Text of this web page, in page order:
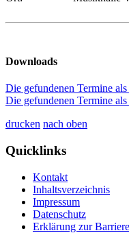
Downloads
Die gefundenen Termine
Die gefundenen Termine
drucken nach oben
Quicklinks
Kontakt
Inhaltsverzeichnis
Impressum
Datenschutz
Erklärung zur